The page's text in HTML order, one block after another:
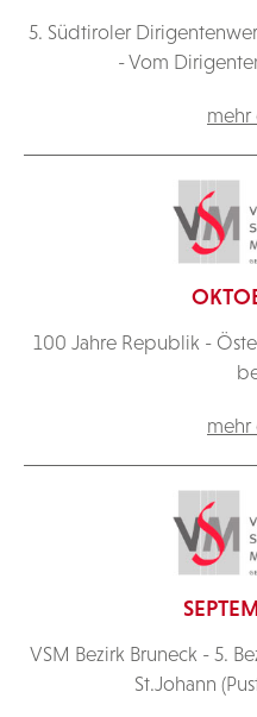
5. Südtiroler
- Vom
mehr
100 Jahre Republik -
mehr
VSM Bezirk Bruneck - 5.
St.Johann